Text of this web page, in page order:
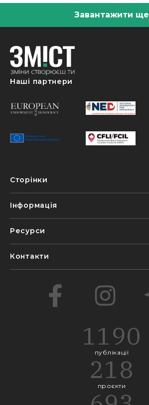
Завантажити ще
Наші партнери
Сторінки
Інформація
Ресурси
Контакти
1190
публікації
218
проєкти